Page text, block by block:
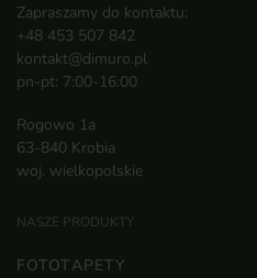
Zapraszamy do kontaktu:
+48 453 507 842
kontakt@dimuro.pl
pn-pt: 7:00-16:00
Rogowo 1a
63-840 Krobia
woj. wielkopolskie
NASZE PRODUKTY
FOTOTAPETY